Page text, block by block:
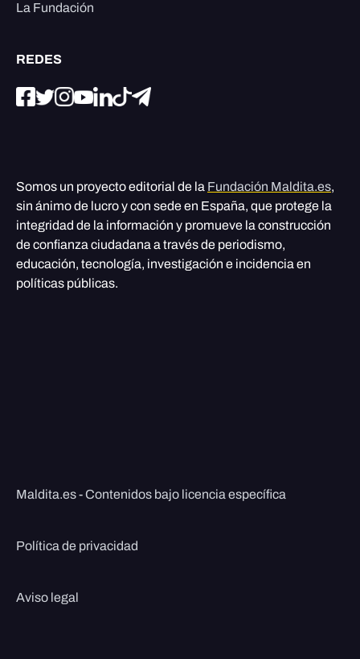
La Fundación
REDES
Somos un proyecto editorial de la Fundación Maldita.es,
sin ánimo de lucro y con sede en España, que protege la
integridad de la información y promueve la construcción
de confianza ciudadana a través de periodismo,
educación, tecnología, investigación e incidencia en
políticas públicas.
Maldita.es - Contenidos bajo licencia específica
Política de privacidad
Aviso legal